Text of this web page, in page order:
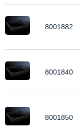
8001882
8001840
8001850